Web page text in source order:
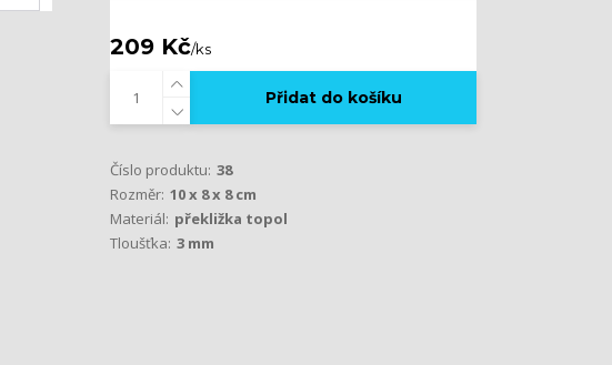
209 Kč/ks
Přidat do košíku
Číslo produktu: 38
Rozměr: 10 x 8 x 8 cm
Materiál: překližka topol
Tloušťka: 3 mm